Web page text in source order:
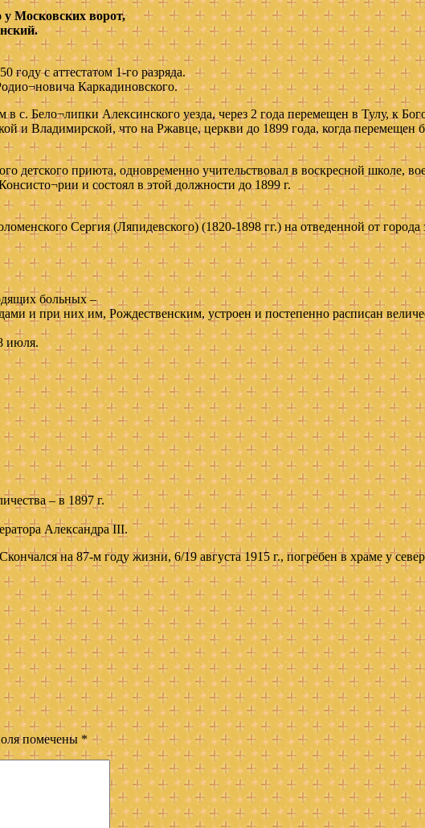
у Московских ворот,
году с аттестатом 1-го разряда.
Каркадиновского.
с. Бело¬липки Алексинского уезда, через 2 года перемещен в Тулу, к
и Владимирской, что на Ржавце, церкви до 1899 года, когда
детского приюта, одновременно учительствовал в воскресной
и состоял в этой должности до 1899 г.
Сергия (Ляпидевского) (1820-1898 гг.) на отведенной от
больных –
и при них им, Рождественским, устроен и постепенно расписан
июля.
– в 1897 г.
Александра III.
на 87-м году жизни, 6/19 августа 1915 г., погребен в храме у
помечены *